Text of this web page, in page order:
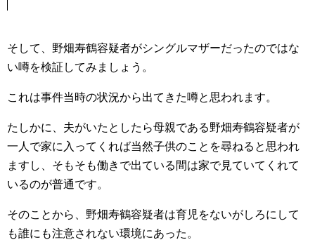
そして、野畑寿鶴容疑者がシングルマザーだったのではな
い噂を検証してみましょう。
これは事件当時の状況から出てきた噂と思われます。
たしかに、夫がいたとしたら母親である野畑寿鶴容疑者が
一人で家に入ってくれば当然子供のことを尋ねると思われ
ますし、そもそも働きで出ている間は家で見ていてくれて
いるのが普通です。
そのことから、野畑寿鶴容疑者は育児をないがしろにして
も誰にも注意されない環境にあった。